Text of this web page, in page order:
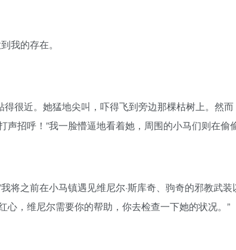
我的存在。
很近。她猛地尖叫，吓得飞到旁边那棵枯树上。然而
招呼！”我一脸懵逼地看着她，周围的小马们则在偷
将之前在小马镇遇见维尼尔·斯库奇、驹奇的邪教武装
，维尼尔需要你的帮助，你去检查一下她的状况。”